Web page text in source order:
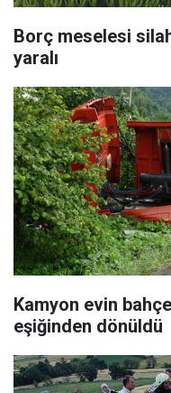
Borç meselesi
yaralı
Kamyon evin
eşiğinden dönüldü